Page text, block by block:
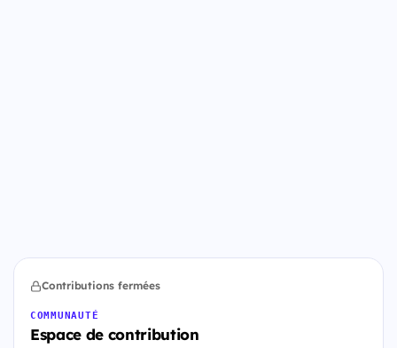
Contributions fermées
COMMUNAUTÉ
Espace de contribution